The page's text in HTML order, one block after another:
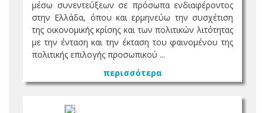
μέσω συνεντεύξεων σε πρόσωπα ενδιαφέροντος
στην Ελλάδα, όπου και ερμηνεύω την συσχέτιση
της οικονομικής κρίσης και των πολιτικών λιτότητας
με την ένταση και την έκταση του φαινομένου της
πολιτικής επιλογής προσωπικού ...
περισσότερα